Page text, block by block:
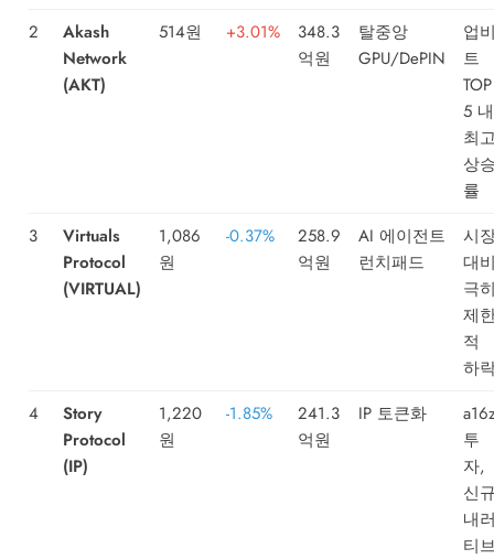
2
Akash
Network
(AKT)
514원 +3.01%
348.3
억원
탈중앙
GPU/DePIN
업
트
TOP
5 내
최
상
률
3
Virtuals
Protocol
(VIRTUAL)
1,086
원
-0.37%
258.9
억원
AI 에이전트
런치패드
시
대
극
제
적
하
4
Story
Protocol
(IP)
1,220
원
-1.85%
241.3
억원
IP 토큰화
투
자,
신
내
티